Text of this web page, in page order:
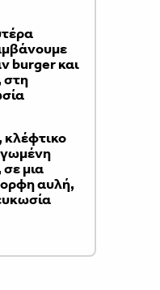
burger και
στη
κλέφτικο
μια
αυλή,